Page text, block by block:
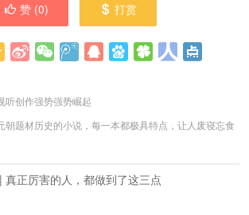
赞 (0) 打赏
听创作强势强势崛起
朝题材历史的小说，每一本都极具特点，让人废寝忘食
真正厉害的人，都做到了这三点